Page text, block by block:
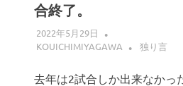
合終了。
2022年5月29日
KOUICHIMIYAGAWA
独り言
去年は2試合しか出来なかっ